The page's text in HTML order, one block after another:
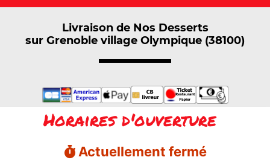
Livraison de Nos Desserts
sur Grenoble village Olympique (38100)
Horaires d'ouverture
Actuellement fermé